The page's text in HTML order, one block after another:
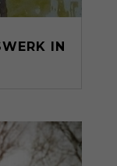
IN